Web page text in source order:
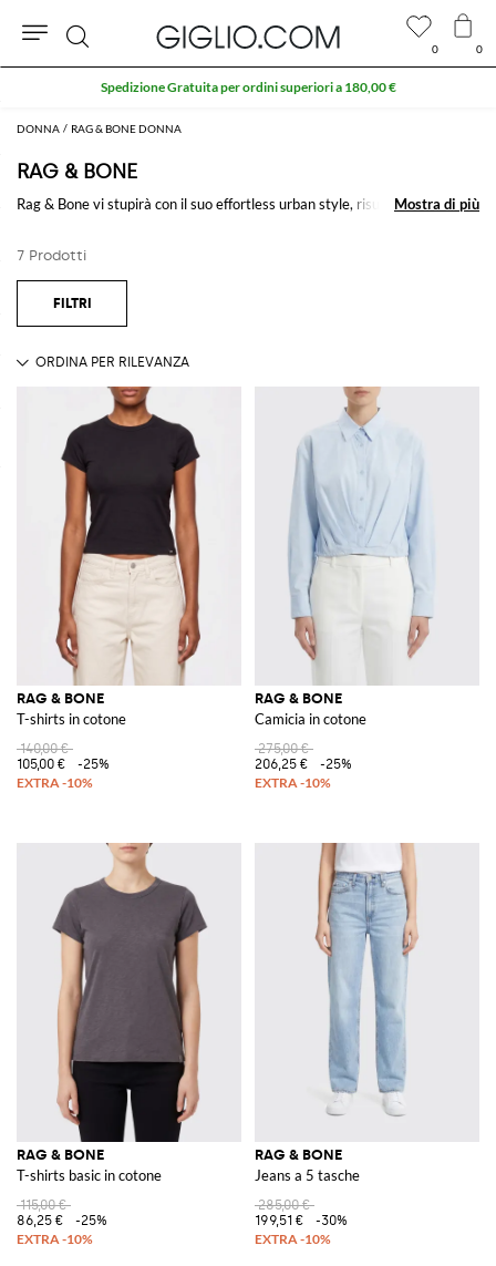
DONNA RAG & BONE DONNA
RAG & BONE
Rag & Bone vi stupirà con il suo effortless urban style, risultato di un
Vedi tuttoRAG & BONE
Mostra di più
Mostra di più
7 Prodotti
RAG & BONE
T-shirts in cotone
140,00 €
105,00 €
-25%
RAG & BONE
Camicia in cotone
275,00 €
206,25 €
-25%
RAG & BONE
T-shirts basic in cotone
115,00 €
86,25 €
-25%
RAG & BONE
Jeans a 5 tasche
285,00 €
199,51 €
-30%
0 0
Cerca
Spedizione Gratuita per ordini superiori a 180,00 €